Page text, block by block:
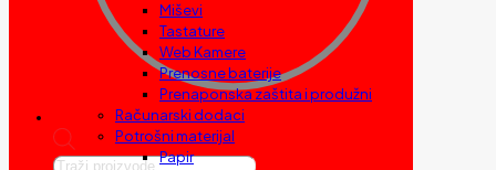
Products
Miševi
Tastature
Web Kamere
Prenosne baterije
Prenaponska zaštita i produžni
Računarski dodaci
Potrošni materijal
Papir